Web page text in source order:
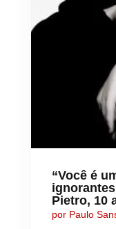
“Você é
Pietro, 10
por Paulo